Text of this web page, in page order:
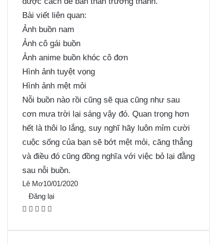
Bài viết liên quan:
Ảnh buồn nam
Ảnh cô gái buồn
Ảnh anime buồn khóc cô đơn
Hình ảnh tuyệt vọng
Hình ảnh mệt mỏi
Nỗi buồn nào rồi cũng sẽ qua cũng như sau
cơn mưa trời lại sáng vậy đó. Quan trọng hơn
hết là thôi lo lắng, suy nghĩ hãy luôn mỉm cười
cuộc sống của bạn sẽ bớt mệt mỏi, căng thẳng
và điều đó cũng đồng nghĩa với việc bỏ lại đằng
sau nỗi buồn.
Lê Mơ10/01/2020
Đăng lại
F X P M